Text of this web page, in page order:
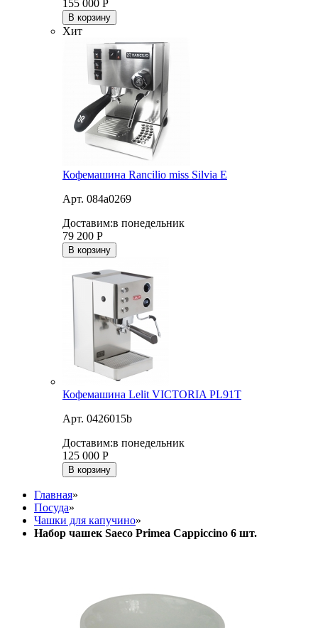
155 000 Р
В корзину
Хит
Кофемашина Rancilio miss Silvia E
Арт. 084a0269
Доставим:в понедельник
79 200 Р
В корзину
Кофемашина Lelit VICTORIA PL91T
Арт. 0426015b
Доставим:в понедельник
125 000 Р
В корзину
Главная»
Посуда»
Чашки для капучино»
Набор чашек Saeco Primea Cappiccino 6 шт.